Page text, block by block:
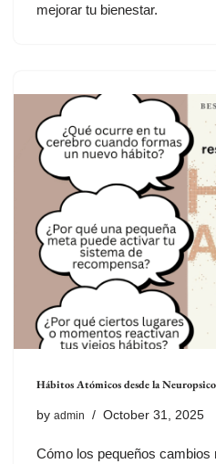
mejorar tu bienestar.
Hábitos Atómicos desde la
by admin October 31, 2025
Cómo los pequeños cambios